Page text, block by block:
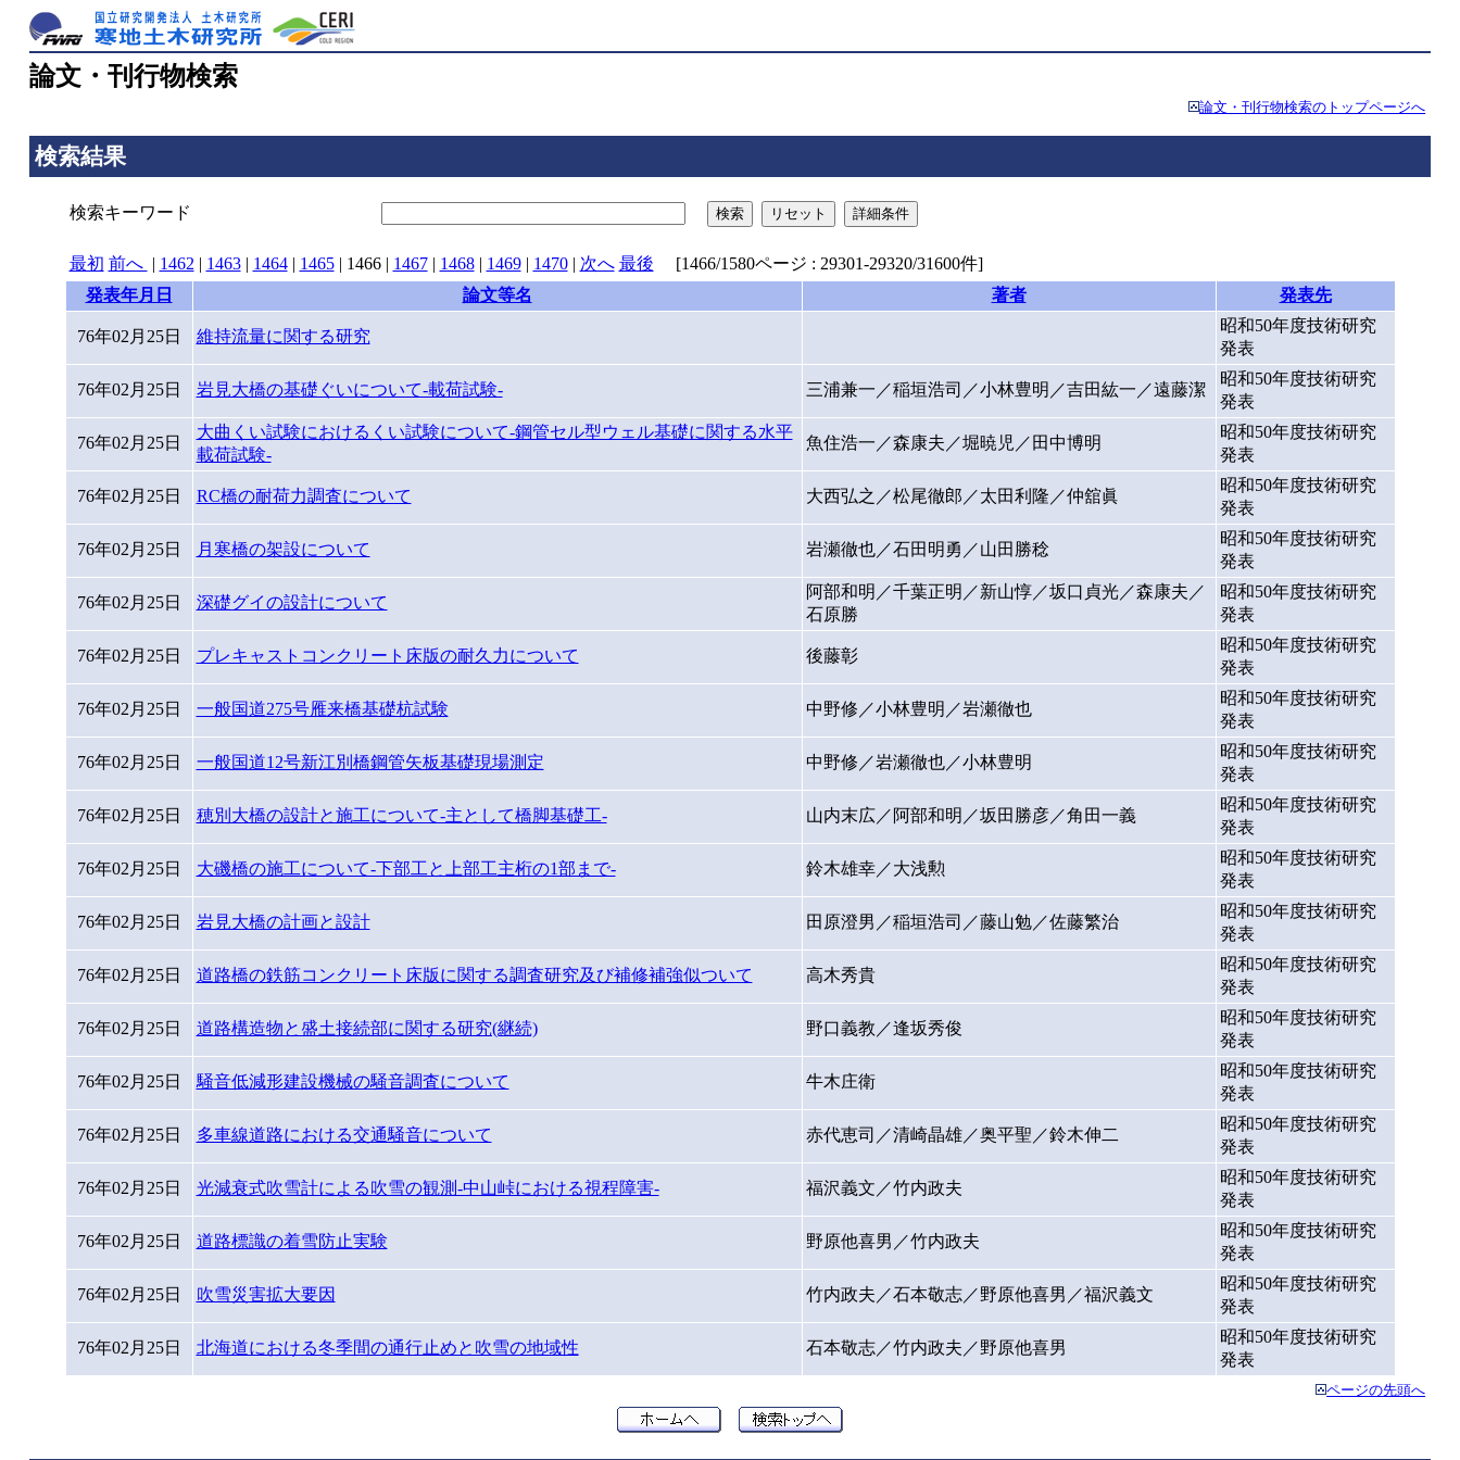
論文・刊行物検索
論文・刊行物検索のトップページへ
検索結果
検索キーワード 検索 リセット 詳細条件
最初 前へ | 1462 | 1463| 1464| 1465| 1466| 1467| 1468| 1469| 1470| 次へ 最後 [1466/1580ページ : 29301-29320/31600件]
発表年月日
論文等名 著者 発表先
76年02月25日 維持流量に関する研究
昭和50年度技術研究
発表
76年02月25日 岩見大橋の基礎ぐいについて-載荷試験- 三浦兼一／稲垣浩司／小林豊明／吉田紘一／遠藤潔
昭和50年度技術研究
発表
76年02月25日
大曲くい試験におけるくい試験について-鋼管セル型ウェル基礎に関する水平
載荷試験-
魚住浩一／森康夫／堀暁児／田中博明
昭和50年度技術研究
発表
76年02月25日 RC橋の耐荷力調査について 大西弘之／松尾徹郎／太田利隆／仲舘眞
昭和50年度技術研究
発表
76年02月25日 月寒橋の架設について 岩瀬徹也／石田明勇／山田勝稔
昭和50年度技術研究
発表
76年02月25日 深礎グイの設計について
阿部和明／千葉正明／新山惇／坂口貞光／森康夫／
石原勝
昭和50年度技術研究
発表
76年02月25日 プレキャストコンクリート床版の耐久力について 後藤彰
昭和50年度技術研究
発表
76年02月25日 一般国道275号雁来橋基礎杭試験 中野修／小林豊明／岩瀬徹也
昭和50年度技術研究
発表
76年02月25日 一般国道12号新江別橋鋼管矢板基礎現場測定 中野修／岩瀬徹也／小林豊明
昭和50年度技術研究
発表
76年02月25日 穂別大橋の設計と施工について-主として橋脚基礎工- 山内末広／阿部和明／坂田勝彦／角田一義
昭和50年度技術研究
発表
76年02月25日 大磯橋の施工について-下部工と上部工主桁の1部まで- 鈴木雄幸／大浅勲
昭和50年度技術研究
発表
76年02月25日 岩見大橋の計画と設計 田原澄男／稲垣浩司／藤山勉／佐藤繁治
昭和50年度技術研究
発表
76年02月25日 道路橋の鉄筋コンクリート床版に関する調査研究及び補修補強似ついて 高木秀貴
昭和50年度技術研究
発表
76年02月25日 道路構造物と盛土接続部に関する研究(継続) 野口義教／逢坂秀俊
昭和50年度技術研究
発表
76年02月25日 騒音低減形建設機械の騒音調査について 牛木庄衛
昭和50年度技術研究
発表
76年02月25日 多車線道路における交通騒音について 赤代恵司／清崎晶雄／奥平聖／鈴木伸二
昭和50年度技術研究
発表
76年02月25日 光減衰式吹雪計による吹雪の観測-中山峠における視程障害- 福沢義文／竹内政夫
昭和50年度技術研究
発表
76年02月25日 道路標識の着雪防止実験 野原他喜男／竹内政夫
昭和50年度技術研究
発表
76年02月25日 吹雪災害拡大要因 竹内政夫／石本敬志／野原他喜男／福沢義文
昭和50年度技術研究
発表
76年02月25日 北海道における冬季間の通行止めと吹雪の地域性 石本敬志／竹内政夫／野原他喜男
昭和50年度技術研究
発表
ページの先頭へ